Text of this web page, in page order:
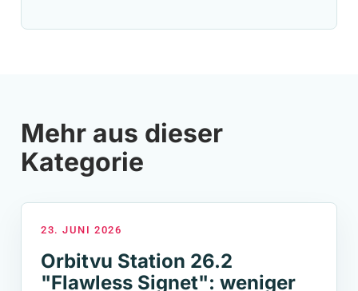
Mehr aus dieser
Kategorie
23. JUNI 2026
Orbitvu Station 26.2
"Flawless Signet": weniger